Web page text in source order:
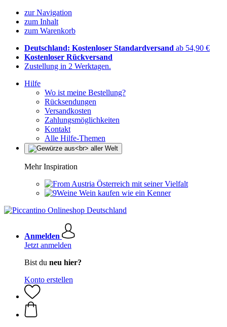
zur Navigation
zum Inhalt
zum Warenkorb
Deutschland: Kostenloser Standardversand ab 54,90 €
Kostenloser Rückversand
Zustellung in 2 Werktagen.
Hilfe
Wo ist meine Bestellung?
Rücksendungen
Versandkosten
Zahlungsmöglichkeiten
Kontakt
Alle Hilfe-Themen
Mehr Inspiration
Österreich mit seiner Vielfalt
Wein kaufen wie ein Kenner
Anmelden
Jetzt anmelden
Bist du neu hier?
Konto erstellen